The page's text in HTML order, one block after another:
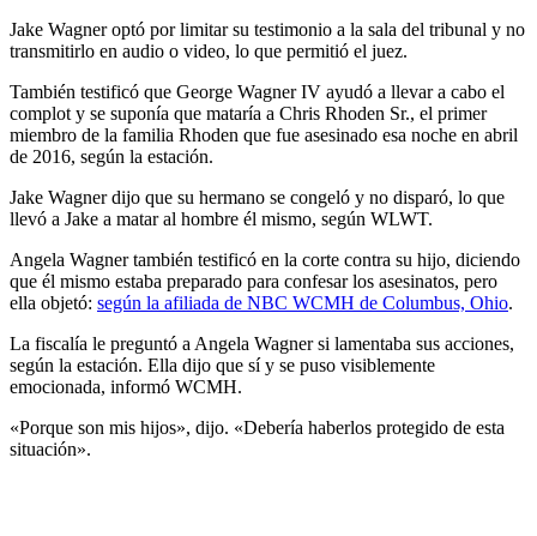
Jake Wagner optó por limitar su testimonio a la sala del tribunal y no
transmitirlo en audio o video, lo que permitió el juez.
También testificó que George Wagner IV ayudó a llevar a cabo el
complot y se suponía que mataría a Chris Rhoden Sr., el primer
miembro de la familia Rhoden que fue asesinado esa noche en abril
de 2016, según la estación.
Jake Wagner dijo que su hermano se congeló y no disparó, lo que
llevó a Jake a matar al hombre él mismo, según WLWT.
Angela Wagner también testificó en la corte contra su hijo, diciendo
que él mismo estaba preparado para confesar los asesinatos, pero
ella objetó: según la afiliada de NBC WCMH de Columbus, Ohio.
La fiscalía le preguntó a Angela Wagner si lamentaba sus acciones,
según la estación. Ella dijo que sí y se puso visiblemente
emocionada, informó WCMH.
«Porque son mis hijos», dijo. «Debería haberlos protegido de esta
situación».